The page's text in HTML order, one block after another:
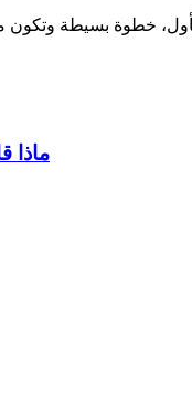
بأول، خطوة بسيطة وتكون
ماذا